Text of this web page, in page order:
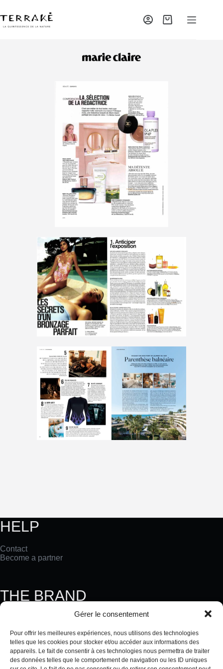
Gérer le consentement
Pour offrir les meilleures expériences, nous utilisons des technologies
telles que les cookies pour stocker et/ou accéder aux informations des
appareils. Le fait de consentir à ces technologies nous permettra de traiter
des données telles que le comportement de navigation ou les ID uniques
HELP
Contact
Become a partner
THE BRAND
The TERRAKÉ Blog
TERRAKÉ in China